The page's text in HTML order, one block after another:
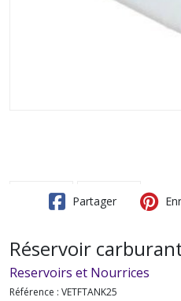
Partager
Réservoir
Reservoirs et Nourrices
Référence : VETFTANK25